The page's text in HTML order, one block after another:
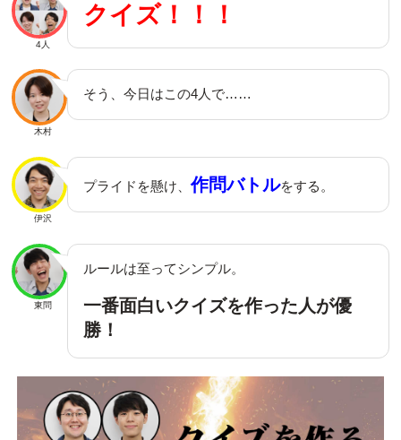
4人
クイズ！！！
木村
そう、今日はこの4人で……
伊沢
プライドを懸け、作問バトルをする。
東問
ルールは至ってシンプル。
一番面白いクイズを作った人が優
勝！